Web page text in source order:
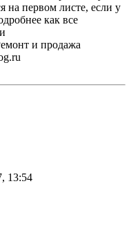
на первом листе, если у
как все
и продажа
13:54